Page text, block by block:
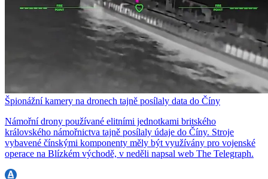
Špionážní kamery na dronech tajně posílaly data do Číny
Námořní drony používané elitními jednotkami britského
královského námořnictva tajně posílaly údaje do Číny. Stroje
vybavené čínskými komponenty měly být využívány pro vojenské
operace na Blízkém východě, v neděli napsal web The Telegraph.